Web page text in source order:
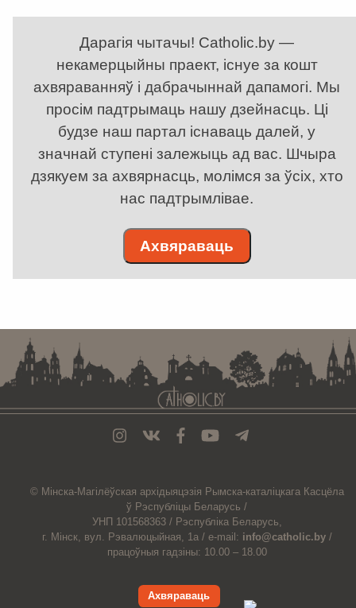
Дарагія чытачы! Catholic.by —
некамерцыйны праект, існуе за кошт
ахвяраванняў і дабрачыннай дапамогі. Мы
просім падтрымаць нашу дзейнасць. Ці
будзе наш партал існаваць далей, у
значнай ступені залежыць ад вас. Шчыра
дзякуем за ахвярнасць, молімся за ўсіх, хто
нас падтрымлівае.
Ахвяраваць
© Мiнска-Магiлёўская архiдыяцэзiя Рымска-каталіцкага Касцёла
ў Рэспубліцы Беларусь /
УНП 101568363 / Рэспубліка Беларусь,
г. Мінск, вул. Рэвалюцыйная, 1а / e-mail: info@catholic.by /
працоўныя гадзіны: 10.00 – 18.00
Ахвяраваць